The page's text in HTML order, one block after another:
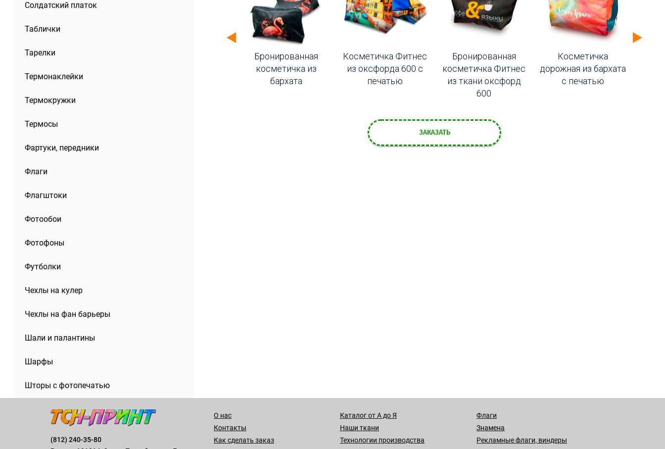
Солдатский платок
Таблички
Тарелки
Термонаклейки
Термокружки
Термосы
Фартуки, передники
Флаги
Флагштоки
Фотообои
Фотофоны
Футболки
Чехлы на кулер
Чехлы на фан барьеры
Шали и палантины
Шарфы
Шторы с фотопечатью
Косметичка Фитнес
логотипом
Бронированная
косметичка из
бархата
Косметичка Фитнес
из оксфорда 600 с
печатью
Бронированная
косметичка Фитнес
из ткани оксфорд
600
Косметичка
дорожная из бархата
с печатью
ЗАКАЗАТЬ
(812) 240-35-80
О нас
Контакты
Как сделать заказ
Каталог от А до Я
Наши ткани
Технологии производства
Флаги
Знамена
Рекламные флаги, виндеры